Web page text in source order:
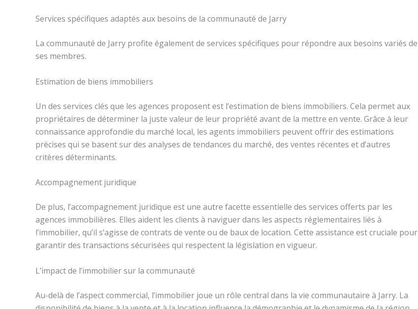
Services spécifiques adaptés aux besoins de la communauté de Jarry
La communauté de Jarry profite également de services spécifiques pour répondre aux besoins variés de
ses membres.
Estimation de biens immobiliers
Un des services clés que les agences proposent est l’estimation de biens immobiliers. Cela permet aux
propriétaires de déterminer la juste valeur de leur propriété avant de la mettre en vente. Grâce à leur
connaissance approfondie du marché local, les agents immobiliers peuvent offrir des estimations
précises qui se basent sur des analyses de tendances du marché, des ventes récentes et d’autres
critères déterminants.
Accompagnement juridique
De plus, l’accompagnement juridique est une autre facette essentielle des services offerts par les
agences immobilières. Elles aident les clients à naviguer dans les aspects réglementaires liés à
l’immobilier, qu’il s’agisse de contrats de vente ou de baux de location. Cette assistance est cruciale pour
garantir des transactions sécurisées qui respectent la législation en vigueur.
L’impact de l’immobilier sur la communauté
Au-delà de l’aspect commercial, l’immobilier joue un rôle central dans la vie communautaire à Jarry. La